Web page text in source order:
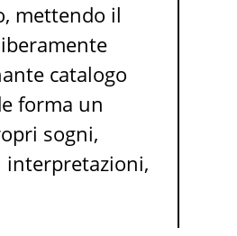
mettendo il
catalogo
forma un
sogni,
interpretazioni,